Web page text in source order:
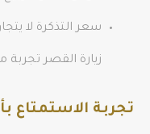
زيارة القصر
تجربة الاستمتاع